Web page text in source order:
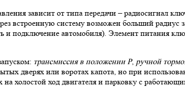
зависит от типа передачи – радиосигнал
встроенную систему возможен больший
и подключение автомобиля). Элемент питания
трансмиссия в положении P, ручной
дверях или воротах капота, но при
холостой ход двигателя и парковку с